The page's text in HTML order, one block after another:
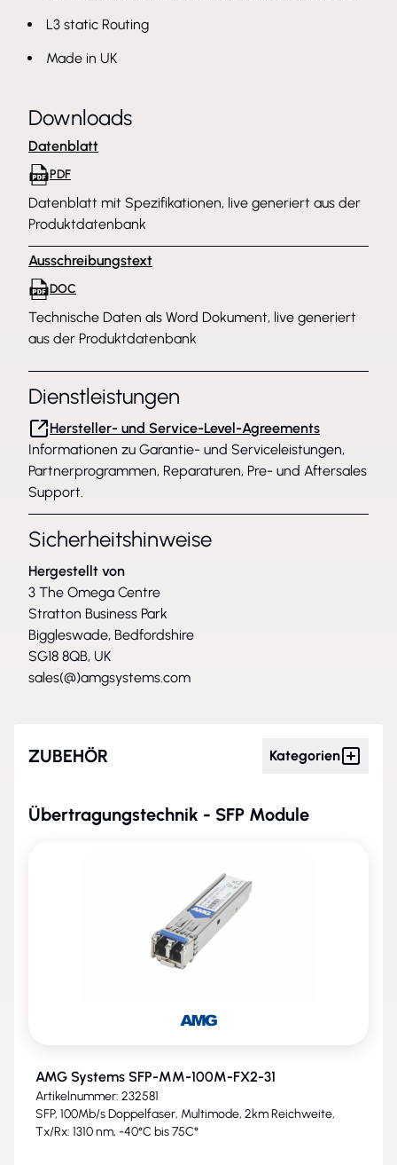
L3 static Routing
Made in UK
Downloads
Datenblatt
PDF
Datenblatt mit Spezifikationen, live generiert aus der
Produktdatenbank
Ausschreibungstext
DOC
Technische Daten als Word Dokument, live generiert
aus der Produktdatenbank
Dienstleistungen
Hersteller- und Service-Level-Agreements
Informationen zu Garantie- und Serviceleistungen,
Partnerprogrammen, Reparaturen, Pre- und Aftersales
Support.
Sicherheitshinweise
Hergestellt von
3 The Omega Centre
Stratton Business Park
Biggleswade, Bedfordshire
SG18 8QB, UK
sales(@)amgsystems.com
ZUBEHÖR Kategorien
Übertragungstechnik - SFP Module
AMG Systems SFP-MM-100M-FX2-31
Artikelnummer: 232581
SFP, 100Mb/s Doppelfaser, Multimode, 2km Reichweite,
Tx/Rx: 1310 nm, -40°C bis 75C°